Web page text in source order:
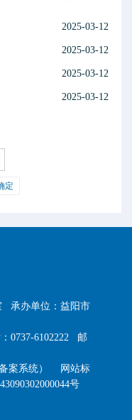
2025-03-12
2025-03-12
2025-03-12
2025-03-12
定
承办单位：益阳市
0737-6102222 邮
备案系统）
网站标
号